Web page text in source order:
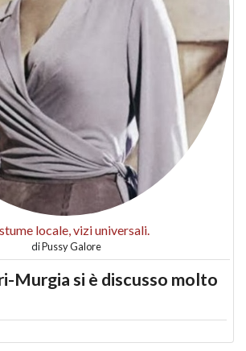
locale, vizi universali.
diPussy Galore
Murgia si è discusso molto